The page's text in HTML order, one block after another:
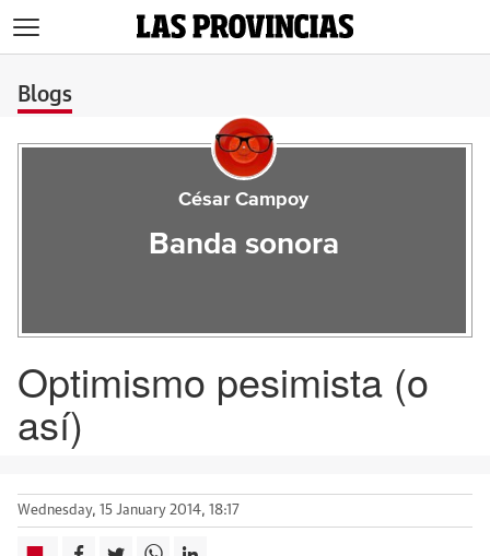
Blogs
César Campoy
Banda sonora
Optimismo pesimista (o
así)
Wednesday, 15 January 2014, 18:17